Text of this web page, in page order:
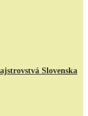
Slovenska